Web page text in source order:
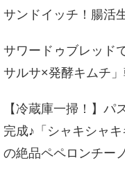
サンドイッチ！腸活
サワードゥブレッド
サルサ×発酵キムチ
【冷蔵庫一掃！】パ
完成♪「シャキシャ
の絶品ペペロンチー